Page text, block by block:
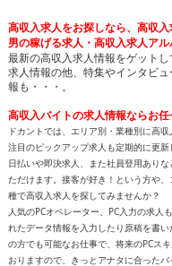
高収入求人をお探しなら、高収
男の稼げる求人・高収入求人ア
最新の高収入求人情報をゲットし
求人情報の他、特集やインタビ
報も・・・。
高収入バイトの求人情報ならお任
ドカントでは、エリア別・業種別に高
注目のピックアップ求人も定期的に更
日払いや即決求人、また社員登用あり
ただけます。接客が好き！という方や
種で高収入求人を探してみませんか？
人気のPCオペレーター、PC入力の求人
れたデータ情報を入力したり原稿を書
の方でも可能なお仕事で、将来のPCス
おりますので、きっとアナタに合ったバ